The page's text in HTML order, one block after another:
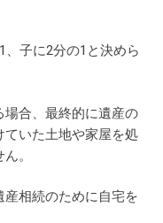
子に2分の1と決めら
場合、最終的に遺産の
いた土地や家屋を処
。
産相続のために自宅を